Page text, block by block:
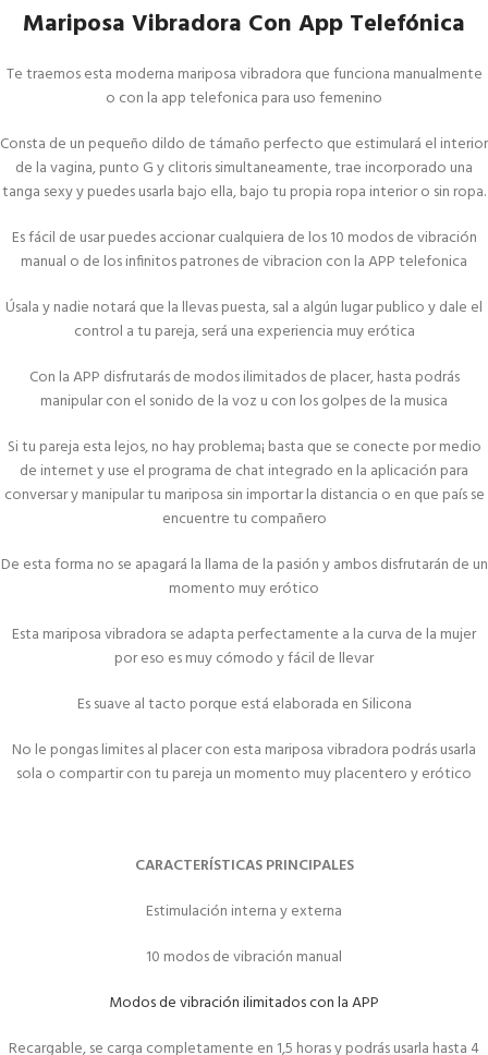
Mariposa Vibradora Con App Telefónica
Te traemos esta moderna mariposa vibradora que funciona manualmente
o con la app telefonica para uso femenino
Consta de un pequeño dildo de támaño perfecto que estimulará el interior
de la vagina, punto G y clitoris simultaneamente, trae incorporado una
tanga sexy y puedes usarla bajo ella, bajo tu propia ropa interior o sin ropa.
Es fácil de usar puedes accionar cualquiera de los 10 modos de vibración
manual o de los infinitos patrones de vibracion con la APP telefonica
Úsala y nadie notará que la llevas puesta, sal a algún lugar publico y dale el
control a tu pareja, será una experiencia muy erótica
Con la APP disfrutarás de modos ilimitados de placer, hasta podrás
manipular con el sonido de la voz u con los golpes de la musica
Si tu pareja esta lejos, no hay problema¡ basta que se conecte por medio
de internet y use el programa de chat integrado en la aplicación para
conversar y manipular tu mariposa sin importar la distancia o en que país se
encuentre tu compañero
De esta forma no se apagará la llama de la pasión y ambos disfrutarán de un
momento muy erótico
Esta mariposa vibradora se adapta perfectamente a la curva de la mujer
por eso es muy cómodo y fácil de llevar
Es suave al tacto porque está elaborada en Silicona
No le pongas limites al placer con esta mariposa vibradora podrás usarla
sola o compartir con tu pareja un momento muy placentero y erótico
CARACTERÍSTICAS PRINCIPALES
Estimulación interna y externa
10 modos de vibración manual
Modos de vibración ilimitados con la APP
Recargable, se carga completamente en 1,5 horas y podrás usarla hasta 4